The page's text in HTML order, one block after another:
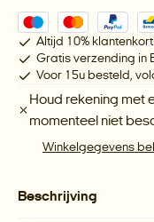
Altijd 10%
Gratis verzending in
Voor 15u besteld,
Houd rekening met
momenteel niet
Winkelgegevens
Beschrijving